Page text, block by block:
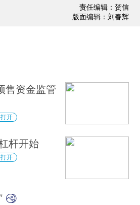
责任编辑：贺信
版面编辑：刘春辉
售资金监管
开
杆开始
开